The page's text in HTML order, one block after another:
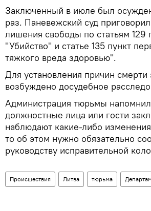
Заключенный в июле был
раз. Паневежский суд
лишения свободы по статьям 129
"Убийство" и статье 135 пункт
тяжкого вреда здоровью".
Для установления причин смерти
возбуждено досудебное
Администрация тюрьмы
должностные лица или гости
наблюдают какие-либо
то об этом нужно обязательно
руководству исправительной
Происшествия Литва тюрьма